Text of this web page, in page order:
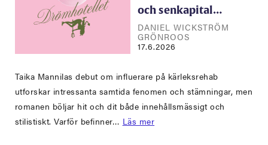
och senkapital…
DANIEL WICKSTRÖM
GRÖNROOS
17.6.2026
Taika Mannilas debut om influerare på kärleksrehab
utforskar intressanta samtida fenomen och stämningar, men
romanen böljar hit och dit både innehållsmässigt och
stilistiskt. Varför befinner… Läs mer